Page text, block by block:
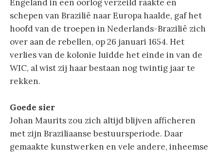
Engeland in een oorlog verzeild raakte en
schepen van Brazilië naar Europa haalde, gaf het
hoofd van de troepen in Nederlands-Brazilië zich
over aan de rebellen, op 26 januari 1654. Het
verlies van de kolonie luidde het einde in van de
WIC, al wist zij haar bestaan nog twintig jaar te
rekken.
Goede sier
Johan Maurits zou zich altijd blijven afficheren
met zijn Braziliaanse bestuursperiode. Daar
gemaakte kunstwerken en vele andere, inheemse